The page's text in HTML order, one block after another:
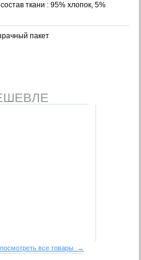
состав ткани : 95% хлопок, 5%
пакет
все товары →